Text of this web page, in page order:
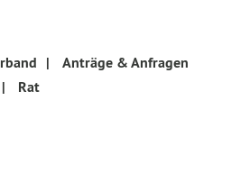
|
Anträge & Anfragen
| Rat